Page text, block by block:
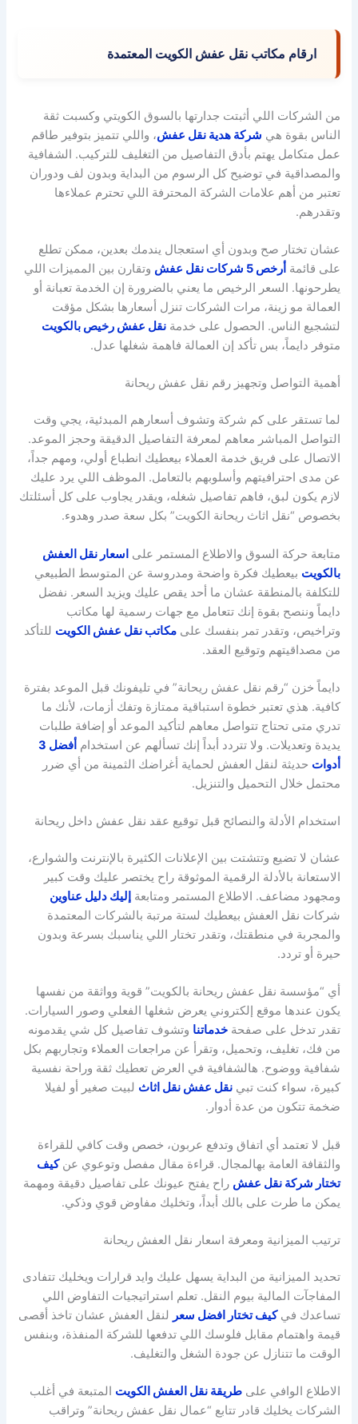
ارقام مكاتب نقل عفش الكويت المعتمدة
من الشركات اللي أثبتت جدارتها بالسوق الكويتي وكسبت ثقة
الناس بقوة هي شركة هدية نقل عفش، واللي تتميز بتوفير طاقم
عمل متكامل يهتم بأدق التفاصيل من التغليف للتركيب. الشفافية
والمصداقية في توضيح كل الرسوم من البداية وبدون لف ودوران
تعتبر من أهم علامات الشركة المحترفة اللي تحترم عملاءها
وتقدرهم.
عشان تختار صح وبدون أي استعجال يندمك بعدين، ممكن تطلع
على قائمة أرخص 5 شركات نقل عفش
وتقارن بين المميزات اللي
يطرحونها. السعر الرخيص ما يعني بالضرورة إن الخدمة تعبانة أو
العمالة مو زينة، مرات الشركات تنزل أسعارها بشكل مؤقت
لتشجيع الناس. الحصول على خدمةنقل عفش رخيص بالكويت
متوفر دايماً، بس تأكد إن العمالة فاهمة شغلها عدل.
أهمية التواصل وتجهيز رقم نقل عفش ريحانة
لما تستقر على كم شركة وتشوف أسعارهم المبدئية، يجي وقت
التواصل المباشر معاهم لمعرفة التفاصيل الدقيقة وحجز الموعد.
الاتصال على فريق خدمة العملاء بيعطيك انطباع أولي، ومهم جداً،
عن مدى احترافيتهم وأسلوبهم بالتعامل. الموظف اللي يرد عليك
لازم يكون لبق، فاهم تفاصيل شغله، ويقدر يجاوب على كل أسئلتك
بخصوص “نقل اثاث ريحانة الكويت” بكل سعة صدر وهدوء.
متابعة حركة السوق والاطلاع المستمر على اسعار نقل العفش
بالكويت بيعطيك فكرة واضحة ومدروسة عن المتوسط الطبيعي
للتكلفة بالمنطقة عشان ما أحد يقص عليك ويزيد السعر. نفضل
دايماً وننصح بقوة إنك تتعامل مع جهات رسمية لها مكاتب
وتراخيص، وتقدر تمر بنفسك علىمكاتب نقل عفش الكويت للتأكد
من مصداقيتهم وتوقيع العقد.
دايماً خزن “رقم نقل عفش ريحانة” في تليفونك قبل الموعد بفترة
كافية. هذي تعتبر خطوة استباقية ممتازة وتفك أزمات، لأنك ما
تدري متى تحتاج تتواصل معاهم لتأكيد الموعد أو إضافة طلبات
يديدة وتعديلات. ولا تتردد أبداً إنك تسألهم عن استخدام
أفضل 3
أدوات حديثة لنقل العفش لحماية أغراضك الثمينة من أي ضرر
محتمل خلال التحميل والتنزيل.
استخدام الأدلة والنصائح قبل توقيع عقد نقل عفش داخل ريحانة
عشان لا تضيع وتتشتت بين الإعلانات الكثيرة بالإنترنت والشوارع،
الاستعانة بالأدلة الرقمية الموثوقة راح يختصر عليك وقت كبير
ومجهود مضاعف. الاطلاع المستمر ومتابعةإليك دليل عناوين
شركات نقل العفش بيعطيك لستة مرتبة بالشركات المعتمدة
والمجربة في منطقتك، وتقدر تختار اللي يناسبك بسرعة وبدون
حيرة أو تردد.
أي “مؤسسة نقل عفش ريحانة بالكويت” قوية وواثقة من نفسها
يكون عندها موقع إلكتروني يعرض شغلها الفعلي وصور السيارات.
تقدر تدخل على صفحةخدماتنا وتشوف تفاصيل كل شي يقدمونه
من فك، تغليف، وتحميل، وتقرأ عن مراجعات العملاء وتجاربهم بكل
شفافية ووضوح. هالشفافية في العرض تعطيك ثقة وراحة نفسية
كبيرة، سواء كنت تبينقل عفش نقل اثاث لبيت صغير أو لفيلا
ضخمة تتكون من عدة أدوار.
قبل لا تعتمد أي اتفاق وتدفع عربون، خصص وقت كافي للقراءة
والثقافة العامة بهالمجال. قراءة مقال مفصل وتوعوي عنكيف
تختار شركة نقل عفش راح يفتح عيونك على تفاصيل دقيقة ومهمة
يمكن ما طرت على بالك أبداً، وتخليك مفاوض قوي وذكي.
ترتيب الميزانية ومعرفة اسعار نقل العفش ريحانة
تحديد الميزانية من البداية يسهل عليك وايد قرارات ويخليك تتفادى
المفاجآت المالية بيوم النقل. تعلم استراتيجيات التفاوض اللي
تساعدك فيكيف تختار افضل سعر لنقل العفش عشان تاخذ أقصى
قيمة واهتمام مقابل فلوسك اللي تدفعها للشركة المنفذة، وبنفس
الوقت ما تتنازل عن جودة الشغل والتغليف.
الاطلاع الوافي علىطريقة نقل العفش الكويت المتبعة في أغلب
الشركات يخليك قادر تتابع “عمال نقل عفش ريحانة” وتراقب